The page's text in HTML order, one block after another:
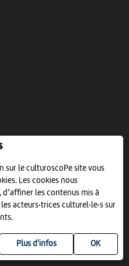
sur le culturoscoPe site vous
Les cookies nous
les contenus mis à
acteurs·trices culturel·le·s sur
Plus d'infos